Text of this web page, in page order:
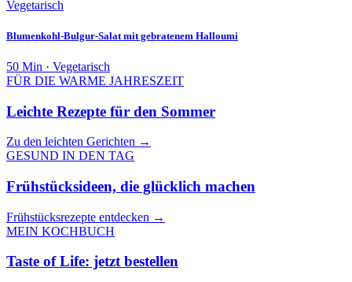
Vegetarisch
Blumenkohl-Bulgur-Salat mit gebratenem Halloumi
50 Min · Vegetarisch
FÜR DIE WARME JAHRESZEIT
Leichte Rezepte für den Sommer
Zu den leichten Gerichten →
GESUND IN DEN TAG
Frühstücksideen, die glücklich machen
Frühstücksrezepte entdecken →
MEIN KOCHBUCH
Taste of Life: jetzt bestellen